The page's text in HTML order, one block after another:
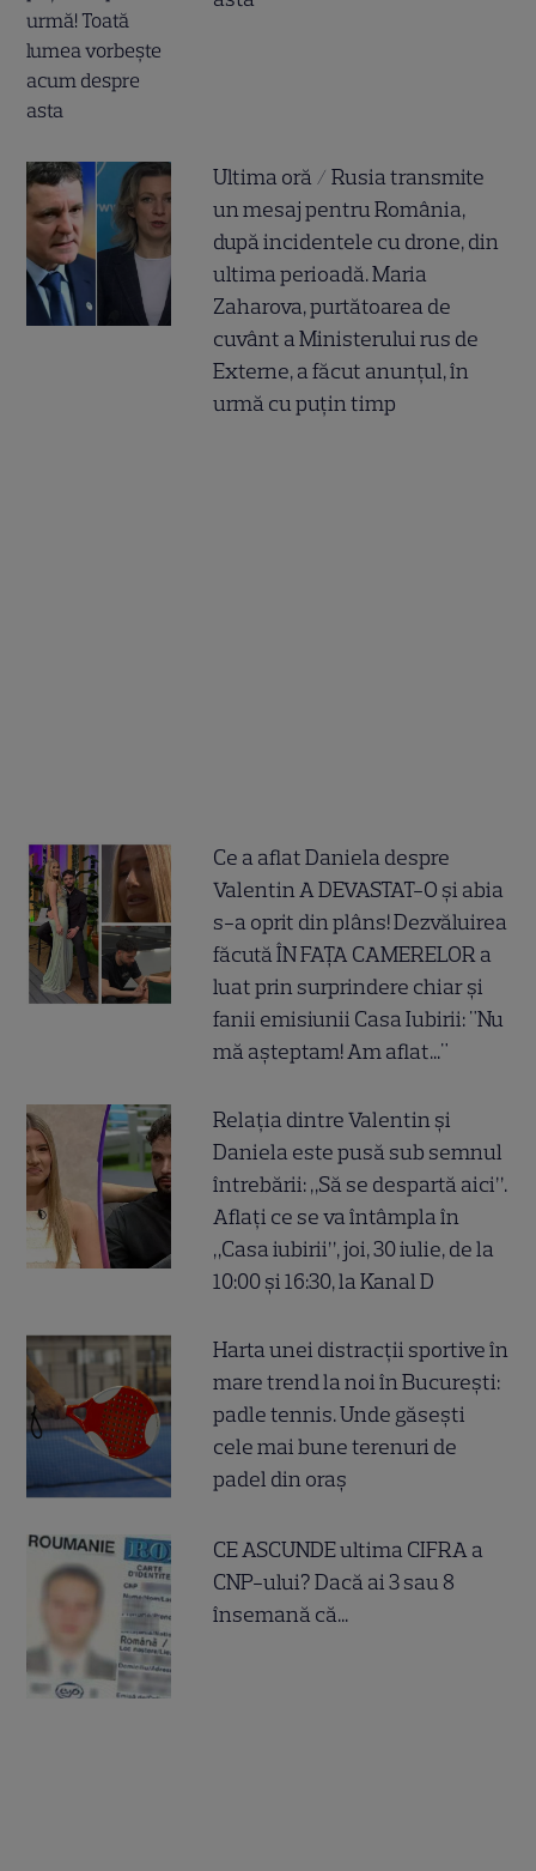
Ultima oră / Rusia transmite
un mesaj pentru România,
după incidentele cu drone, din
ultima perioadă. Maria
Zaharova, purtătoarea de
cuvânt a Ministerului rus de
Externe, a făcut anunțul, în
urmă cu puțin timp
Ce a aflat Daniela despre
Valentin A DEVASTAT-O și abia
s-a oprit din plâns! Dezvăluirea
făcută ÎN FAȚA CAMERELOR a
luat prin surprindere chiar și
fanii emisiunii Casa Iubirii: "Nu
mă așteptam! Am aflat..."
Relația dintre Valentin și
Daniela este pusă sub semnul
întrebării: „Să se despartă aici”.
Aflați ce se va întâmpla în
„Casa iubirii”, joi, 30 iulie, de la
10:00 și 16:30, la Kanal D
Harta unei distracții sportive în
mare trend la noi în București:
padle tennis. Unde găsești
cele mai bune terenuri de
padel din oraș
CE ASCUNDE ultima CIFRA a
CNP-ului? Dacă ai 3 sau 8
însemană că...